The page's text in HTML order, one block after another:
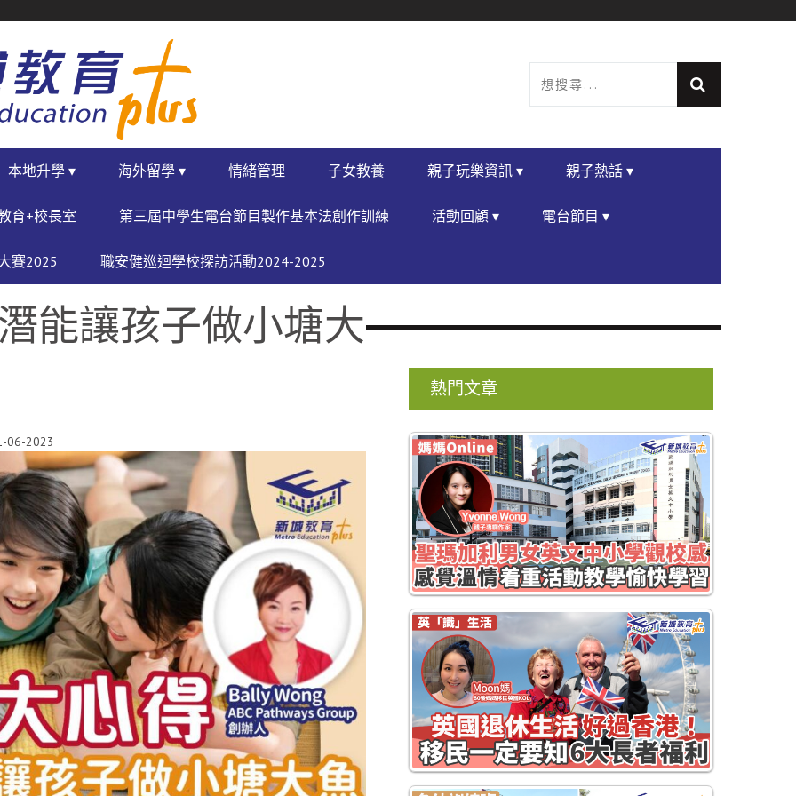
本地升學 ▾ 海外留學 ▾ 情緒管理 子女教養 親子玩樂資訊 ▾ 親子熱話 ▾
育+校長室 第三屆中學生電台節目製作基本法創作訓練 活動回顧 ▾ 電台節目 ▾
賽2025 職安健巡迴學校探訪活動2024-2025
能讓孩子做小塘大
06-2023
熱門文章